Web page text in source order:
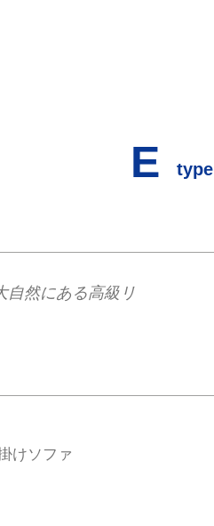
E type
自然にある高級リ
けソファ